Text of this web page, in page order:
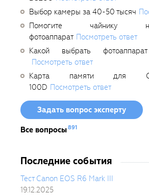
Выбор камеры за 40-50 тысяч
Помогите чайнику
фотоаппарат Посмотреть ответ
Какой выбрать
Посмотреть ответ
Карта памяти для
100D Посмотреть ответ
Задать вопрос эксперту
Все вопросы891
Последние события
Тест Canon EOS R6 Mark III
19.12.2025